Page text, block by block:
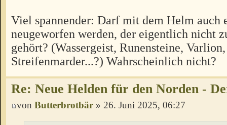
Viel spannender: Darf mit dem Helm auch
neugeworfen werden, der eigentlich nicht
gehört? (Wassergeist, Runensteine, Varlion,
Streifenmarder...?) Wahrscheinlich nicht?
Re: Neue Helden für den Norden -
von Butterbrotbär » 26. Juni 2025, 06:27